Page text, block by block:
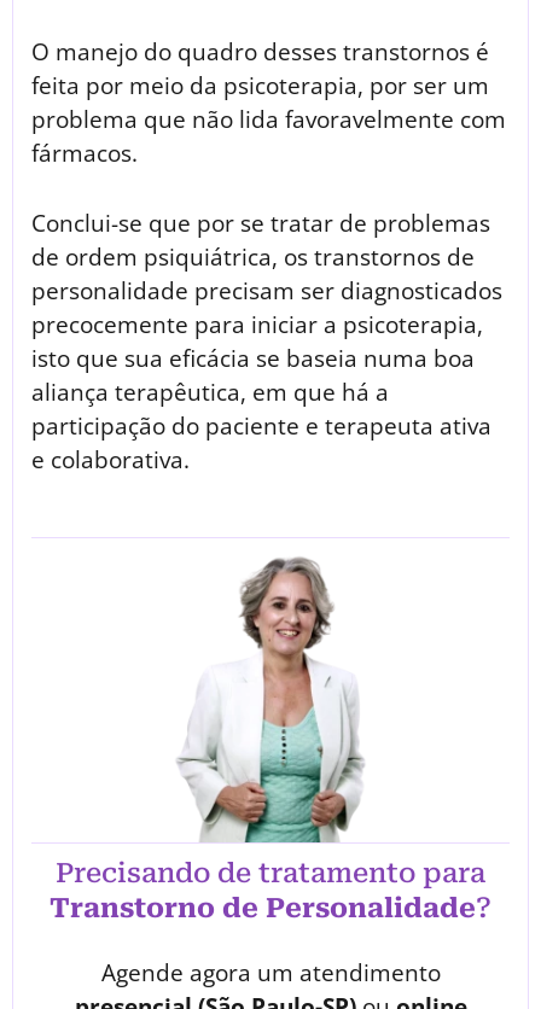
O manejo do quadro desses transtornos é
feita por meio da psicoterapia, por ser um
problema que não lida favoravelmente com
fármacos.
Conclui-se que por se tratar de problemas
de ordem psiquiátrica, os transtornos de
personalidade precisam ser diagnosticados
precocemente para iniciar a psicoterapia,
isto que sua eficácia se baseia numa boa
aliança terapêutica, em que há a
participação do paciente e terapeuta ativa
e colaborativa.
Precisando de tratamento para
Transtorno de Personalidade?
Agende agora um atendimento